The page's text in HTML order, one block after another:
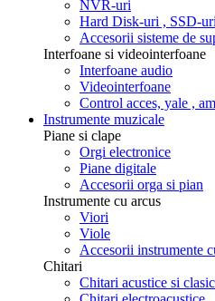
NVR-uri
Hard Disk-uri , SSD-uri
Accesorii sisteme de
Interfoane si videointerfoane
Interfoane audio
Videointerfoane
Control acces, yale ,
Instrumente muzicale
Piane si clape
Orgi electronice
Piane digitale
Accesorii orga si pian
Instrumente cu arcus
Viori
Viole
Accesorii instrumente
Chitari
Chitari acustice si